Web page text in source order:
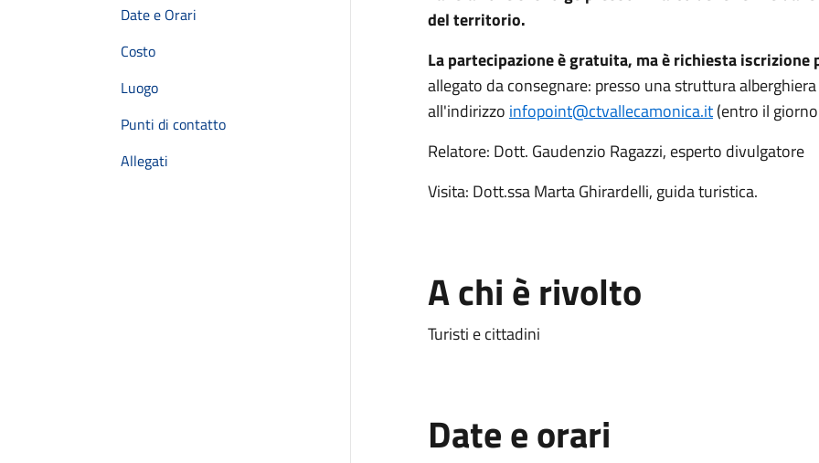
Date e Orari
Costo
Luogo
Punti di contatto
Allegati
del territorio.
La partecipazione è gratuita, ma è richiesta
allegato da consegnare: presso una struttura
all'indirizzo infopoint@ctvallecamonica.it(entro il
Relatore: Dott. Gaudenzio Ragazzi, esperto divulgatore
Visita: Dott.ssa Marta Ghirardelli, guida turistica.
A chi è rivolto
Turisti e cittadini
Date e orari